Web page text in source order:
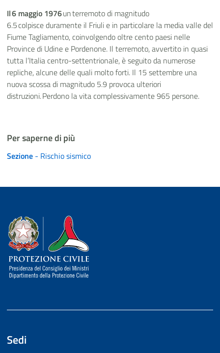
Il 6 maggio 1976un terremoto di magnitudo
6.5 colpisce duramente il Friuli e in particolare la media valle del
Fiume Tagliamento, coinvolgendo oltre cento paesi nelle
Province di Udine e Pordenone. Il terremoto, avvertito in quasi
tutta l’Italia centro-settentrionale, è seguito da numerose
repliche, alcune delle quali molto forti. Il 15 settembre una
nuova scossa di magnitudo 5.9 provoca ulteriori
distruzioni. Perdono la vita complessivamente 965 persone.
Per saperne di più
Sezione - Rischio sismico
Dipartimento della Protezione Civile
Sedi